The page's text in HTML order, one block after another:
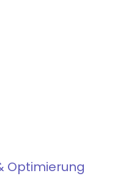
Optimierung